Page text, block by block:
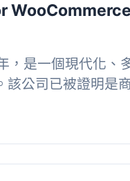
，是一個現代化、
該公司已被證明是